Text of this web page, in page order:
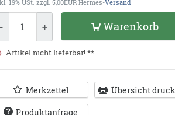
19% USt. zzgl. 5,00EUR Hermes-Versand
- + Warenkorb
Artikel nicht lieferbar! **
Merkzettel
Übersicht
Produktanfrage